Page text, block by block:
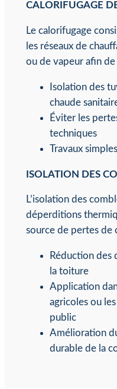
CALORIFUGAGE
Le calorifugage
les réseaux de
ou de vapeur afin
Isolation des
chaude
Éviter les
techniques
Travaux
ISOLATION DES
L’isolation des
déperditions
source de pertes de
Réduction des
la toiture
Application
agricoles ou
public
Amélioration
durable de la